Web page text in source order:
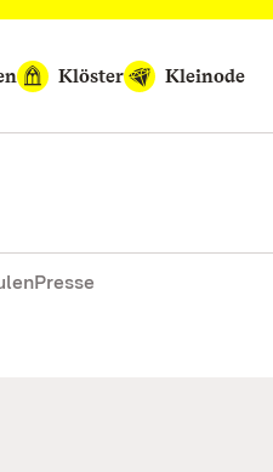
Klöster Kleinode
Presse